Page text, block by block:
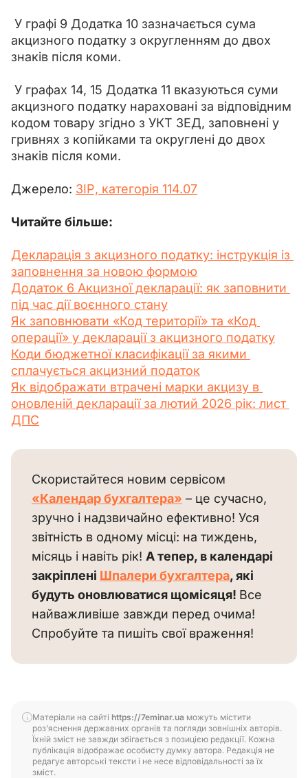
акцизного податку з округленням до двох
знаків після коми.
акцизного податку нараховані за відповідним
кодом товару згідно з УКТ ЗЕД, заповнені у
гривнях з копійками та округлені до двох
знаків після коми.
Джерело: ЗІР, категорія 114.07
Читайте більше:
Декларація з акцизного податку: інструкція із
заповнення за новою формою
Додаток 6 Акцизної декларації: як заповнити
під час дії воєнного стану
Як заповнювати «Код території» та «Код
операції» у декларації з акцизного податку
Коди бюджетної класифікації за якими
сплачується акцизний податок
Як відображати втрачені марки акцизу в
оновленій декларації за лютий 2026 рік: лист
ДПС
Скористайтеся новим сервісом
«Календар бухгалтера» – це сучасно,
зручно і надзвичайно ефективно! Уся
звітність в одному місці: на тиждень,
місяць і навіть рік! А тепер, в календарі
закріплені Шпалери бухгалтера, які
будуть оновлюватися щомісяця! Все
найважливіше завжди перед очима!
Спробуйте та пишіть свої враження!
Матеріали на сайті https://7eminar.ua можуть містити
роз’яснення державних органів та погляди зовнішніх авторів.
Їхній зміст не завжди збігається з позицією редакції. Кожна
публікація відображає особисту думку автора. Редакція не
редагує авторські тексти і не несе відповідальності за їх
зміст.